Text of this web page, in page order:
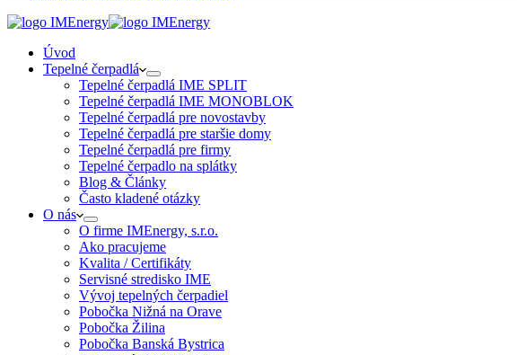
Úvod
Tepelné čerpadlá
Tepelné čerpadlá IME SPLIT
Tepelné čerpadlá IME MONOBLOK
Tepelné čerpadlá pre novostavby
Tepelné čerpadlá pre staršie domy
Tepelné čerpadlá pre firmy
Tepelné čerpadlo na splátky
Blog & Články
Často kladené otázky
O nás
O firme IMEnergy, s.r.o.
Ako pracujeme
Kvalita / Certifikáty
Servisné stredisko IME
Vývoj tepelných čerpadiel
Pobočka Nižná na Orave
Pobočka Žilina
Pobočka Banská Bystrica